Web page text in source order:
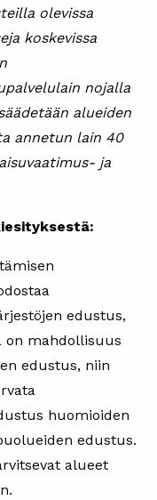
olevissa
koskevissa
nojalla
alueiden
annetun lain 40
ja
edustus,
on mahdollisuus
edustus, niin
huomioiden
edustus.
alueet